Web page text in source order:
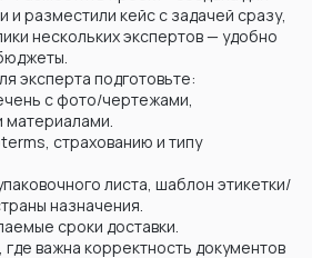
и разместили кейс с задачей сразу,
нескольких экспертов — удобно
эксперта подготовьте:
с фото/чертежами,
материалами.
страхованию и типу
листа, шаблон этикетки/
назначения.
сроки доставки.
важна корректность документов